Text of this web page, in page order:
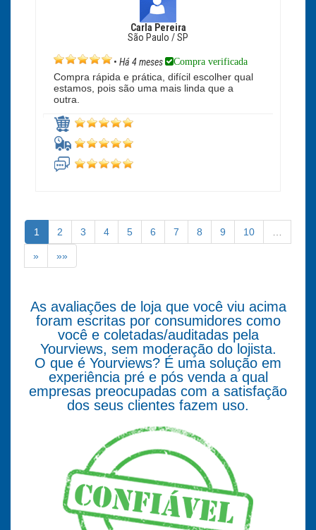
Carla Pereira
São Paulo / SP
• Há 4 meses Compra verificada
Compra rápida e prática, difícil escolher qual
estamos, pois são uma mais linda que a
outra.
1 2 3 4 5 6 7 8 9 10 …
» »»
As avaliações de loja que você viu acima
foram escritas por consumidores como
você e coletadas/auditadas pela
Yourviews, sem moderação do lojista.
O que é Yourviews? É uma solução em
experiência pré e pós venda a qual
empresas preocupadas com a satisfação
dos seus clientes fazem uso.